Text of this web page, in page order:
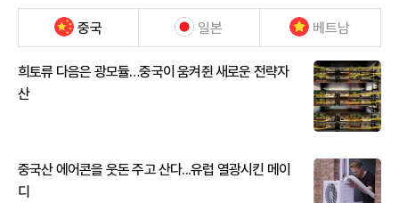
중국 일본 베트남
희토류 다음은 광모듈…중국이 움켜쥔 새로운 전략자
산
중국산 에어콘을 웃돈 주고 산다...유럽 열광시킨 메이
디